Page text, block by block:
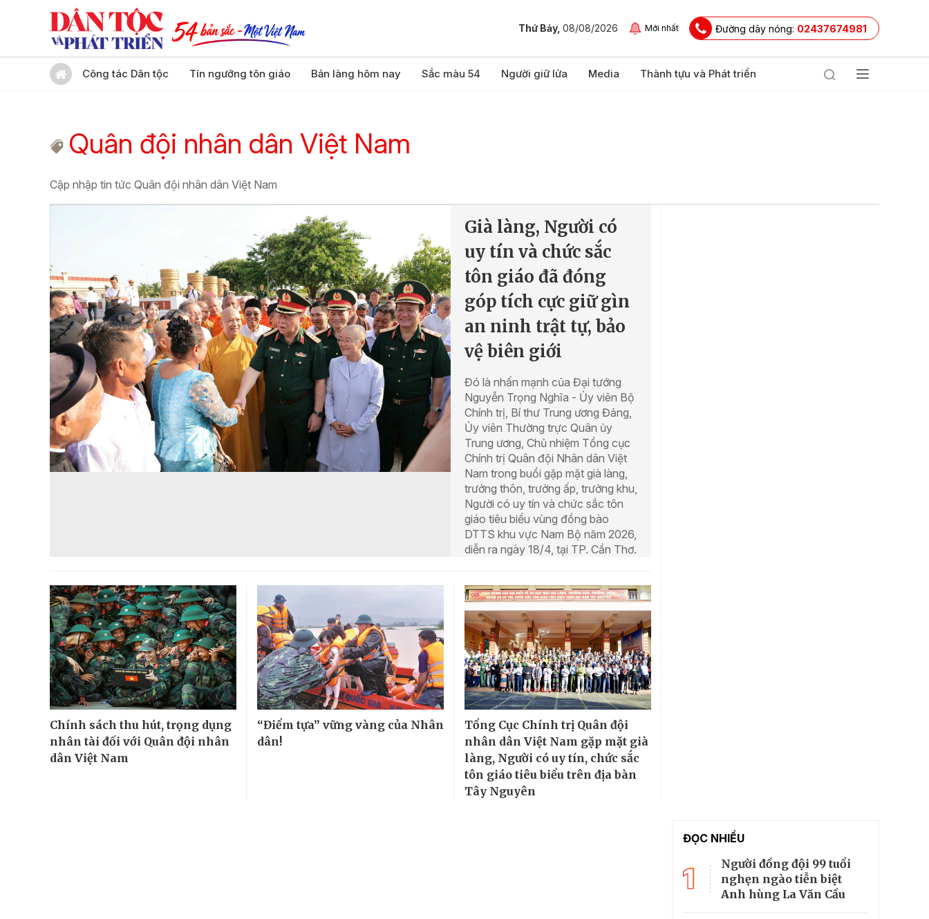
Thứ Bảy, 08/08/2026 Mới nhất Đường dây nóng: 02437674981
Công tác Dân tộc Tín ngưỡng tôn giáo Bản làng hôm nay Sắc màu 54 Người giữ lửa Media Thành tựu và Phát triển
Quân đội nhân dân Việt Nam
Cập nhập tin tức Quân đội nhân dân Việt Nam
Già làng, Người có
uy tín và chức sắc
tôn giáo đã đóng
góp tích cực giữ gìn
an ninh trật tự, bảo
vệ biên giới
Đó là nhấn mạnh của Đại tướng
Nguyễn Trọng Nghĩa - Ủy viên Bộ
Chính trị, Bí thư Trung ương Đảng,
Ủy viên Thường trực Quân ủy
Trung ương, Chủ nhiệm Tổng cục
Chính trị Quân đội Nhân dân Việt
Nam trong buổi gặp mặt già làng,
trưởng thôn, trưởng ấp, trưởng khu,
Người có uy tín và chức sắc tôn
giáo tiêu biểu vùng đồng bào
DTTS khu vực Nam Bộ năm 2026,
diễn ra ngày 18/4, tại TP. Cần Thơ.
Chính sách thu hút, trọng dụng
nhân tài đối với Quân đội nhân
dân Việt Nam
“Điểm tựa” vững vàng của Nhân
dân!
Tổng Cục Chính trị Quân đội
nhân dân Việt Nam gặp mặt già
làng, Người có uy tín, chức sắc
tôn giáo tiêu biểu trên địa bàn
Tây Nguyên
ĐỌC NHIỀU
1
Người đồng đội 99 tuổi
nghẹn ngào tiễn biệt
Anh hùng La Văn Cầu